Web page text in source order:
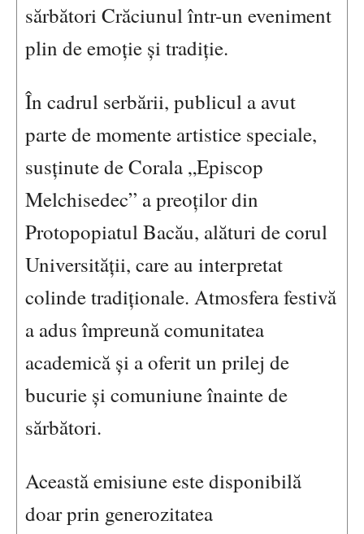
sărbători Crăciunul într-un eveniment
plin de emoție și tradiție.
În cadrul serbării, publicul a avut
parte de momente artistice speciale,
susținute de Corala „Episcop
Melchisedec” a preoților din
Protopopiatul Bacău, alături de corul
Universității, care au interpretat
colinde tradiționale. Atmosfera festivă
a adus împreună comunitatea
academică și a oferit un prilej de
bucurie și comuniune înainte de
sărbători.
Această emisiune este disponibilă
doar prin generozitatea